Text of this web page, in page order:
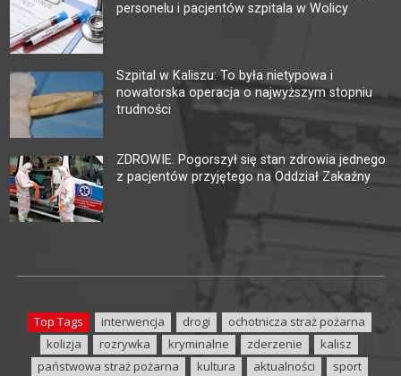
personelu i pacjentów szpitala w Wolicy
Szpital w Kaliszu: To była nietypowa i
nowatorska operacja o najwyższym stopniu
trudności
ZDROWIE. Pogorszył się stan zdrowia jednego
z pacjentów przyjętego na Oddział Zakaźny
Top Tags interwencja drogi
ochotnicza straż pożarna
kolizja
rozrywka kryminalne zderzenie
kalisz
państwowa straż pożarna
kultura aktualności
sport